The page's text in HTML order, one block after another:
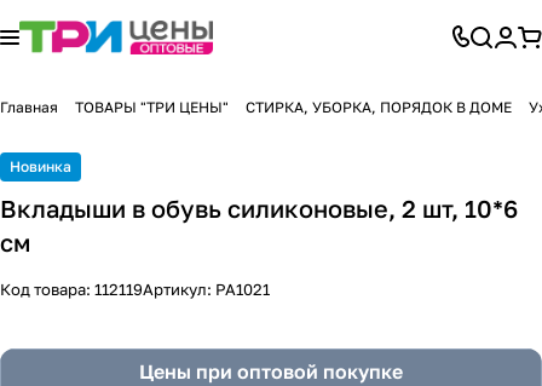
Главная ТОВАРЫ "ТРИ ЦЕНЫ" СТИРКА, УБОРКА, ПОРЯДОК В ДОМЕ
Новинка
Вкладыши в обувь силиконовые, 2 шт, 10*6
см
Код товара: 112119Артикул: PA1021
Цены при оптовой покупке